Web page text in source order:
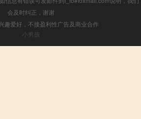
会及时纠正，谢谢
趣爱好，不接盈利性广告及商业合作
小男孩